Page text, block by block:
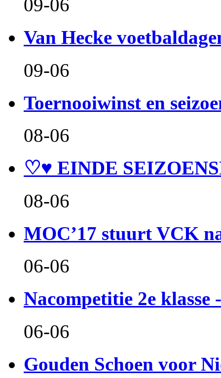
09-06
Van Hecke
09-06
Toernooiwinst en
08-06
♡♥ EINDE
08-06
MOC’17 stuurt VCK
06-06
Nacompetitie 2e klasse
06-06
Gouden Schoen voor